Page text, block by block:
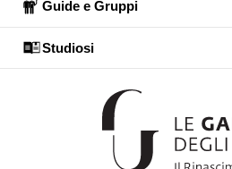
Guide e Gruppi
Studiosi